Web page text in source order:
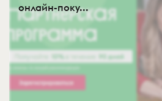
онлайн-поку...